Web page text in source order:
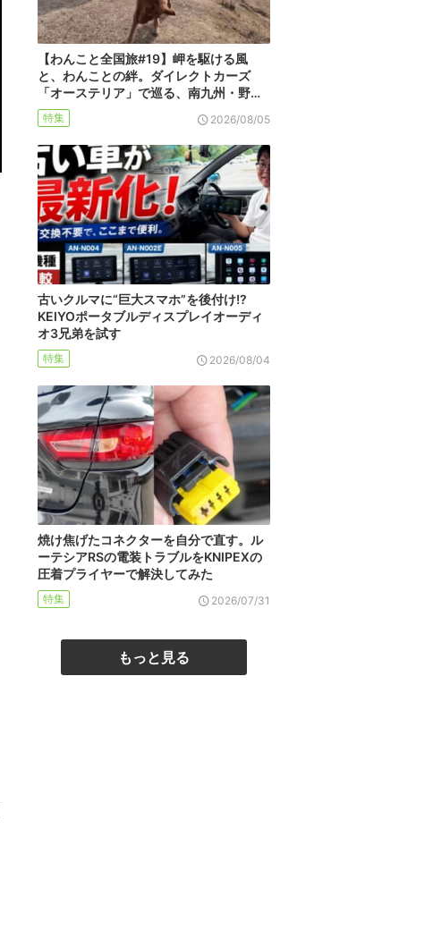
【わんこと全国旅#19】岬を駆ける風
と、わんことの絆。ダイレクトカーズ
「オーステリア」で巡る、南九州・野…
特集 2026/08/05
古いクルマに“巨大スマホ”を後付け!?
KEIYOポータブルディスプレイオーディ
オ3兄弟を試す
特集 2026/08/04
焼け焦げたコネクターを自分で直す。ル
ーテシアRSの電装トラブルをKNIPEXの
圧着プライヤーで解決してみた
特集 2026/07/31
もっと見る